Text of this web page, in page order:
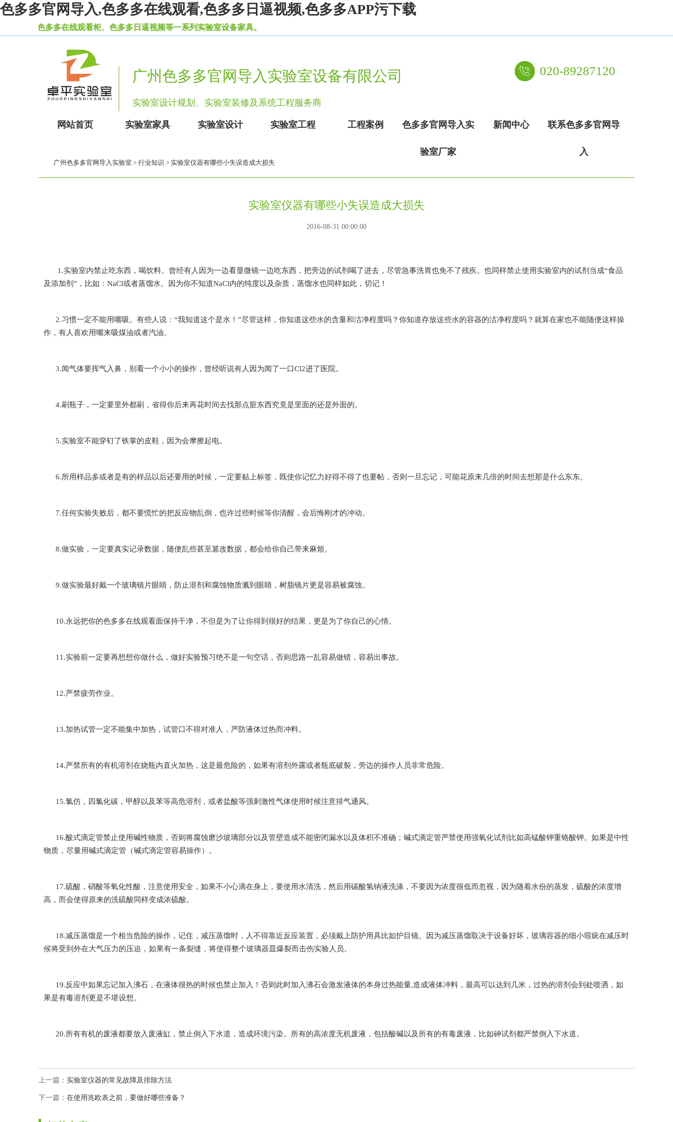
色多多官网导入,色多多在线观看,色多多日逼视频,色多多APP污下载
室色多多在线观看柜、色多多日逼视频等一系列实验室设备家具。
广州色多多官网导入实验室设备有限公司
实验室设计规划、实验室装修及系统工程服务商
020-89287120
网站首页 实验室家具 实验室设计 实验室工程 工程案例 色多多官网导入实
验室厂家
新闻中心 联系色多多官网导
入
广州色多多官网导入实验室 > 行业知识 > 实验室仪器有哪些小失误造成大损失
实验室仪器有哪些小失误造成大损失
2016-08-31 00:00:00
1.实验室内禁止吃东西，喝饮料。曾经有人因为一边看显微镜一边吃东西，把旁边的试剂喝了进去，尽管急事洗胃也免不了残疾。也同样禁止使用实验室内的试剂当成“食品
及添加剂”，比如：NaCl或者蒸馏水。因为你不知道NaCl内的纯度以及杂质，蒸馏水也同样如此，切记！
2.习惯一定不能用嘴吸。有些人说：“我知道这个是水！”尽管这样，你知道这些水的含量和洁净程度吗？你知道存放这些水的容器的洁净程度吗？就算在家也不能随便这样操
作，有人喜欢用嘴来吸煤油或者汽油。
3.闻气体要挥气入鼻，别看一个小小的操作，曾经听说有人因为闻了一口Cl2进了医院。
4.刷瓶子，一定要里外都刷，省得你后来再花时间去找那点脏东西究竟是里面的还是外面的。
5.实验室不能穿钉了铁掌的皮鞋，因为会摩擦起电。
6.所用样品多或者是有的样品以后还要用的时候，一定要贴上标签，既使你记忆力好得不得了也要帖，否则一旦忘记，可能花原来几倍的时间去想那是什么东东。
7.任何实验失败后，都不要慌忙的把反应物乱倒，也许过些时候等你清醒，会后悔刚才的冲动。
8.做实验，一定要真实记录数据，随便乱些甚至篡改数据，都会给你自己带来麻烦。
9.做实验最好戴一个玻璃镜片眼睛，防止溶剂和腐蚀物质溅到眼睛，树脂镜片更是容易被腐蚀。
10.永远把你的色多多在线观看面保持干净，不但是为了让你得到很好的结果，更是为了你自己的心情。
11.实验前一定要再想想你做什么，做好实验预习绝不是一句空话，否则思路一乱容易做错，容易出事故。
12.严禁疲劳作业。
13.加热试管一定不能集中加热，试管口不得对准人，严防液体过热而冲料。
14.严禁所有的有机溶剂在烧瓶内直火加热，这是最危险的，如果有溶剂外露或者瓶底破裂，旁边的操作人员非常危险。
15.氯仿，四氯化碳，甲醇以及苯等高危溶剂，或者盐酸等强刺激性气体使用时候注意排气通风。
16.酸式滴定管禁止使用碱性物质，否则将腐蚀磨沙玻璃部分以及管壁造成不能密闭漏水以及体积不准确；碱式滴定管严禁使用强氧化试剂比如高锰酸钾重铬酸钾。如果是中性
物质，尽量用碱式滴定管（碱式滴定管容易操作）。
17.硫酸，硝酸等氧化性酸，注意使用安全，如果不小心滴在身上，要使用水清洗，然后用碳酸氢钠液洗涤，不要因为浓度很低而忽视，因为随着水份的蒸发，硫酸的浓度增
高，而会使得原来的洗硫酸同样变成浓硫酸。
18.减压蒸馏是一个相当危险的操作，记住，减压蒸馏时，人不得靠近反应装置，必须戴上防护用具比如护目镜。因为减压蒸馏取决于设备好坏，玻璃容器的细小瑕疵在减压时
候将受到外在大气压力的压迫，如果有一条裂缝，将使得整个玻璃器皿爆裂而击伤实验人员。
19.反应中如果忘记加入沸石，在液体很热的时候也禁止加入！否则此时加入沸石会激发液体的本身过热能量,造成液体冲料，最高可以达到几米，过热的溶剂会到处喷洒，如
果是有毒溶剂更是不堪设想。
20.所有有机的废液都要放入废液缸，禁止倒入下水道，造成环境污染。所有的高浓度无机废液，包括酸碱以及所有的有毒废液，比如砷试剂都严禁倒入下水道。
上一篇： 实验室仪器的常见故障及排除方法
下一篇： 在使用兆欧表之前，要做好哪些准备？